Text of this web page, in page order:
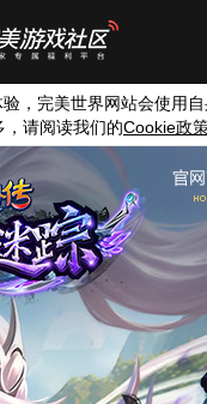
，完美世界网站会使用
，请阅读我们的Cookie政